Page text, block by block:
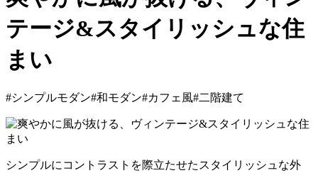
テージ&スタイリッシュな住
まい
#シンプルモダン#和モダン#カフェ風#二階建て
シンプルにコントラストを際立たせたスタイリッシュな外